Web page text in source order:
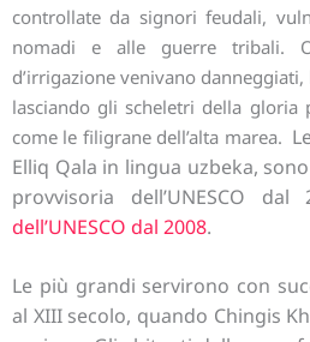
controllate da signori feudali,
nomadi e alle guerre tribali.
d’irrigazione venivano
lasciando gli scheletri della gloria
come le filigrane dell’alta marea.
Elliq Qala in lingua uzbeka,
provvisoria dell’UNESCO dal
dell’UNESCO dal 2008.
Le più grandi servirono con
al XIII secolo, quando Chingis